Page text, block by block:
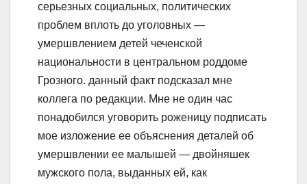
серьезных социальных, политических
проблем вплоть до уголовных —
умершвлением детей чеченской
национальности в центральном роддоме
Грозного. данный факт подсказал мне
коллега по редакции. Мне не один час
понадобился уговорить роженицу подписать
мое изложение ее объяснения деталей об
умершвлении ее малышей — двойняшек
мужского пола, выданных ей, как